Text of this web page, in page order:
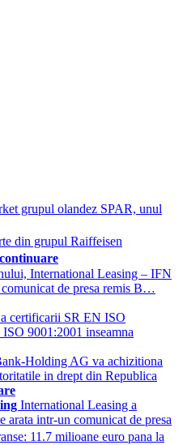
grupul olandez SPAR, unul
din grupul Raiffeisen
continuare
International Leasing – IFN
comunicat de presa remis B…
certificarii SR EN ISO
9001:2001 inseamna
Holding AG va achizitiona
in drept din Republica
International Leasing a
arata intr-un comunicat de presa
11.7 milioane euro pana la